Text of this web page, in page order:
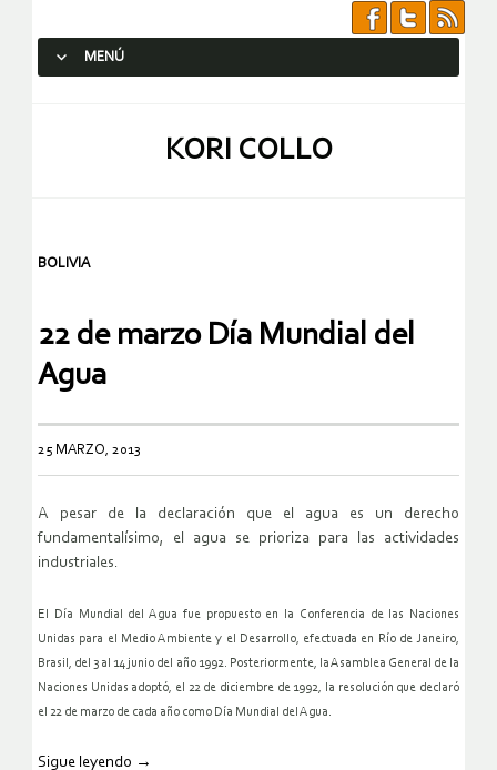
MENÚ
KORI COLLO
BOLIVIA
22 de marzo Día Mundial del
Agua
25 MARZO, 2013
A pesar de la declaración que el agua es un derecho
fundamentalísimo, el agua se prioriza para las actividades
industriales.
El Día Mundial del Agua fue propuesto en la Conferencia de las Naciones
Unidas para el Medio Ambiente y el Desarrollo, efectuada en Río de Janeiro,
Brasil, del 3 al 14 junio del año 1992. Posteriormente, la Asamblea General de la
Naciones Unidas adoptó, el 22 de diciembre de 1992, la resolución que declaró
el 22 de marzo de cada año como Día Mundial del Agua.
Sigue leyendo →